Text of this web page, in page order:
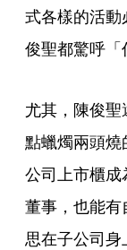
式各樣的活
俊聖都驚呼「
尤其，陳俊
點蠟燭兩頭
公司上市櫃
董事，也能
思在子公司身